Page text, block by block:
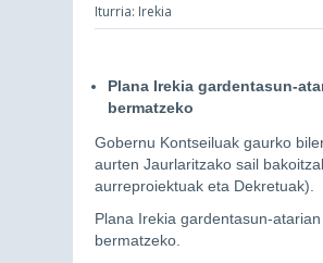
Iturria: Irekia
Plana Irekia gardentasun-
bermatzeko
Gobernu Kontseiluak gaurko
aurten Jaurlaritzako sail
aurreproiektuak eta Dekretuak).
Plana Irekia gardentasun-
bermatzeko.